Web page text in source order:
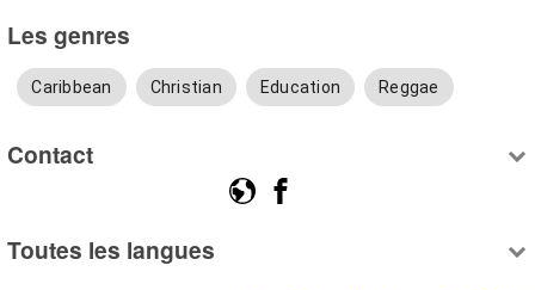
Les genres
Caribbean Christian Education Reggae
Contact
Toutes les langues